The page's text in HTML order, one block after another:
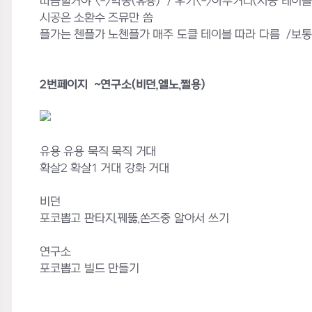
시공은 소환수 즈뮤만 씀
플가는 첸플가 노첸플가 매주 도클 테이블 따라 다름 /보
2번페이지 ~연구소(비던,엘노,쩔용)
유용 유용 묵직 묵직 거대
확살2 확살1 거대 강화 거대
비던
포코뽑고 판타지,꿰뚫,쏜즈중 알아서 쓰기
연구소
포코뽑고 빌드 만들기